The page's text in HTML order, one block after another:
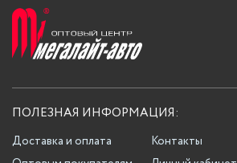
ПОЛЕЗНАЯ ИНФОРМАЦИЯ:
Доставка и оплата
Контакты